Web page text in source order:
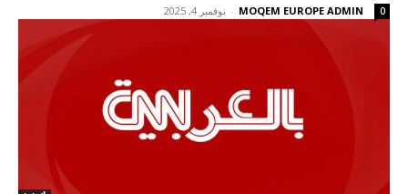
MOQEM EUROPE ADMIN
- نوفمبر 4, 2025 0